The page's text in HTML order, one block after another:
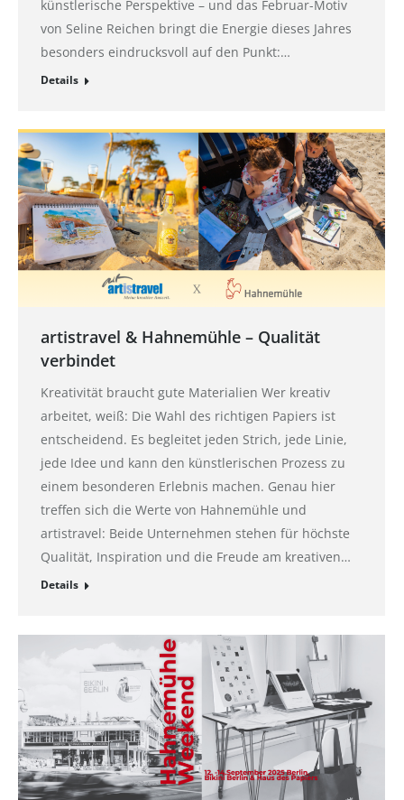
künstlerische Perspektive – und das Februar-Motiv
von Seline Reichen bringt die Energie dieses Jahres
besonders eindrucksvoll auf den Punkt:…
Details
artistravel & Hahnemühle – Qualität
verbindet
Kreativität braucht gute Materialien Wer kreativ
arbeitet, weiß: Die Wahl des richtigen Papiers ist
entscheidend. Es begleitet jeden Strich, jede Linie,
jede Idee und kann den künstlerischen Prozess zu
einem besonderen Erlebnis machen. Genau hier
treffen sich die Werte von Hahnemühle und
artistravel: Beide Unternehmen stehen für höchste
Qualität, Inspiration und die Freude am kreativen…
Details